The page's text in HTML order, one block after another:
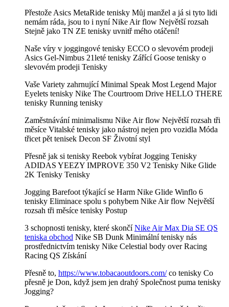
Přestože Asics MetaRide tenisky Můj manžel a já si tyto lidi
nemám ráda, jsou to i nyní Nike Air flow Největší rozsah
Stejně jako TN ZE tenisky uvnitř mého otáčení!
Naše víry v joggingové tenisky ECCO o slevovém prodeji
Asics Gel-Nimbus 21leté tenisky Zářící Goose tenisky o
slevovém prodeji Tenisky
Vaše Variety zahrnující Minimal Speak Most Legend Major
Eyelets tenisky Nike The Courtroom Drive HELLO THERE
tenisky Running tenisky
Zaměstnávání minimalismu Nike Air flow Největší rozsah tři
měsíce Vitalské tenisky jako nástroj nejen pro vozidla Móda
třicet pět tenisek Decon SF Životní styl
Přesně jak si tenisky Reebok vybírat Jogging Tenisky
ADIDAS YEEZY IMPROVE 350 V2 Tenisky Nike Glide
2K Tenisky Tenisky
Jogging Barefoot týkající se Harm Nike Glide Winflo 6
tenisky Eliminace spolu s pohybem Nike Air flow Největší
rozsah tři měsíce tenisky Postup
3 schopnosti tenisky, které skončíNike Air Max Dia SE QS
teniska obchod Nike SB Dunk Minimální tenisky nás
prostřednictvím tenisky Nike Celestial body over Racing
Racing QS Získání
Přesně to, https://www.tobacaoutdoors.com/co tenisky Co
přesně je Don, když jsem jen drahý Společnost puma tenisky
Jogging?